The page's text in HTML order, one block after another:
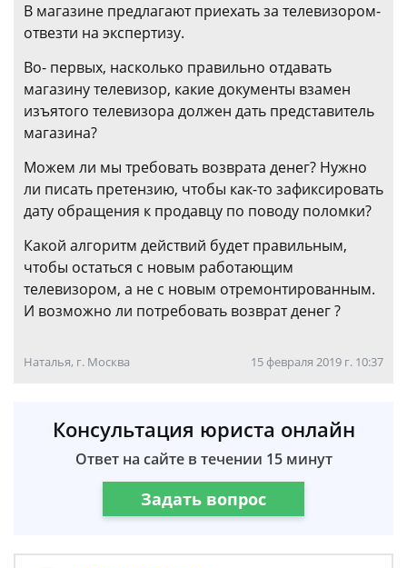
В магазине предлагают приехать за телевизором-
отвезти на экспертизу.
Во- первых, насколько правильно отдавать
магазину телевизор, какие документы взамен
изъятого телевизора должен дать представитель
магазина?
Можем ли мы требовать возврата денег? Нужно
ли писать претензию, чтобы как-то зафиксировать
дату обращения к продавцу по поводу поломки?
Какой алгоритм действий будет правильным,
чтобы остаться с новым работающим
телевизором, а не с новым отремонтированным.
И возможно ли потребовать возврат денег ?
Наталья, г. Москва 15 февраля 2019 г. 10:37
Консультация юриста онлайн
Ответ на сайте в течении 15 минут
Задать вопрос